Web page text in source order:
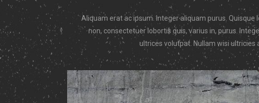
Aliquam erat ac ipsum. Integer aliquam purus.
non, consectetuer lobortis quis, varius in, purus.
ultrices volutpat. Nullam wisi ultricies